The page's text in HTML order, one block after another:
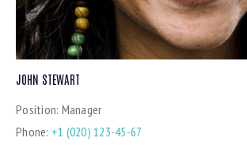
JOHN STEWART
Position: Manager
Phone: +1 (020) 123-45-67